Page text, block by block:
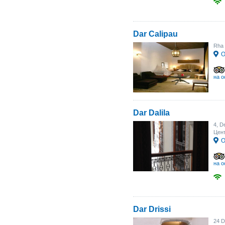
Dar Calipau
Rha
на
Dar Dalila
4,
на
Dar Drissi
24